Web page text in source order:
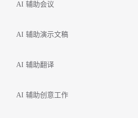
AI 辅助会议
AI 辅助演示文稿
AI 辅助翻译
AI 辅助创意工作